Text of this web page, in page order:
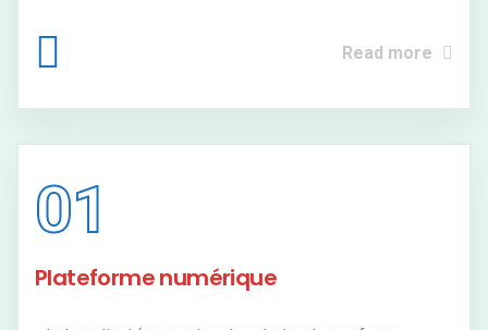
Read more
01
Plateforme numérique